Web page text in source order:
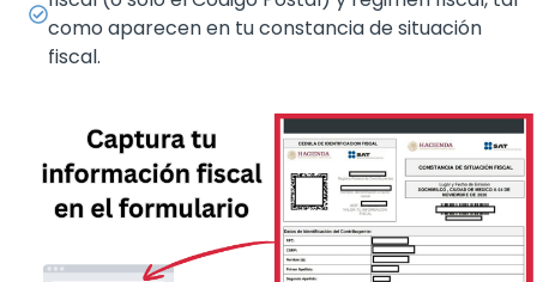
como aparecen en tu constancia de situación
fiscal.